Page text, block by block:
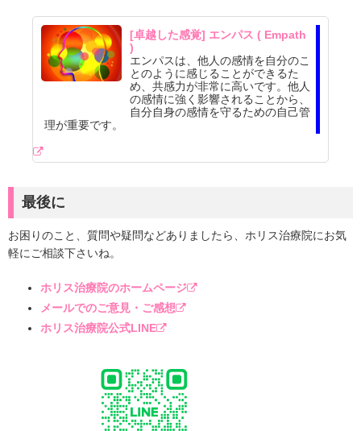
[卓越した感覚] エンパス ( Empath
)
エンパスは、他人の感情を自分のこ
とのように感じることができるた
め、共感力が非常に高いです。他人
の感情に強く影響されることから、
自分自身の感情を守るための自己管
理が重要です。
最後に
お困りのこと、質問や疑問などありましたら、ホリス治療院にお気
軽にご相談下さいね。
ホリス治療院のホームページ
メールでのご意見・ご感想
ホリス治療院公式LINE